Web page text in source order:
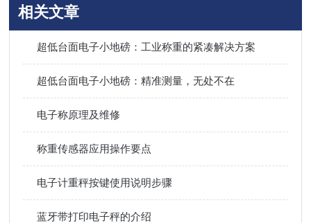
相关文章
超低台面电子小地磅：工业称重的紧凑解决方案
超低台面电子小地磅：精准测量，无处不在
电子称原理及维修
称重传感器应用操作要点
电子计重秤按键使用说明步骤
蓝牙带打印电子秤的介绍